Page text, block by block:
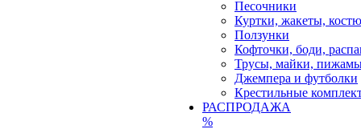
Песочники
Куртки, жакеты,
Ползунки
Кофточки, боди,
Трусы, майки,
Джемпера и футболки
Крестильные
РАСПРОДАЖА
%